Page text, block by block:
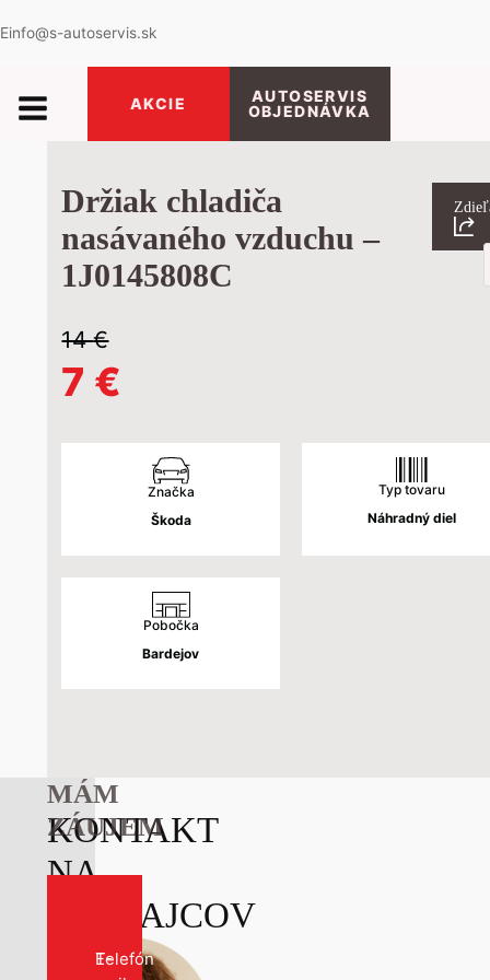
Einfo@s-autoservis.sk
AKCIE
AUTOSERVIS
OBJEDNÁVKA
Držiak chladiča
nasávaného vzduchu –
1J0145808C
14€
Pôvodná
cena
bola:
14 €.
7 €
cena
je:
7 €.
Značka
Škoda
Typ tovaru
Náhradný diel
Pobočka
Bardejov
KONTAKT
NA
PREDAJCOV
MÁM
ZÁUJEM
Kontakt
formulár
E-
Telefón